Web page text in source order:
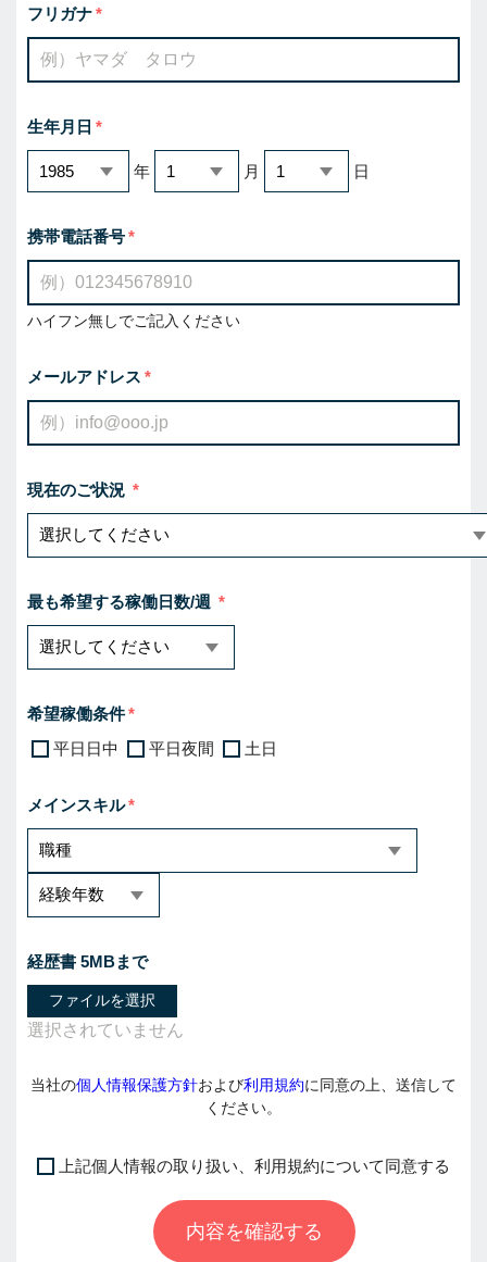
フリガナ
生年月日
年 月 日
携帯電話番号
ハイフン無しでご記入ください
メールアドレス
現在のご状況
最も希望する稼働日数/週
希望稼働条件
平日日中
平日夜間 土日
メインスキル
経歴書 5MBまで
ファイルを選択
当社の個人情報保護方針および利用規約に同意の上、送信して
ください。
上記個人情報の取り扱い、利用規約について同意する
内容を確認する